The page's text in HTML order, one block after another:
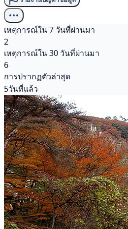
เหตุการณ์ใน 7 วันที่ผ่านมา
2
เหตุการณ์ใน 30 วันที่ผ่านมา
6
การปรากฏตัวล่าสุด
5วันที่แล้ว